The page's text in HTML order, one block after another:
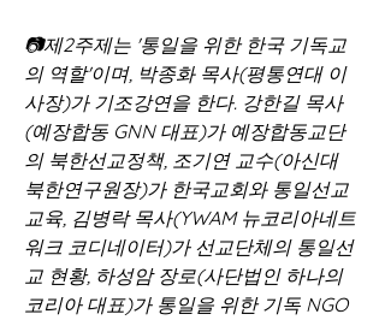
📷제2주제는 '통일을 위한 한국 기독교
의 역할'이며, 박종화 목사(평통연대 이
사장)가 기조강연을 한다. 강한길 목사
(예장합동 GNN 대표)가 예장합동교단
의 북한선교정책, 조기연 교수(아신대
북한연구원장)가 한국교회와 통일선교
교육, 김병락 목사(YWAM 뉴코리아네트
워크 코디네이터)가 선교단체의 통일선
교 현황, 하성암 장로(사단법인 하나의
코리아 대표)가 통일을 위한 기독 NGO